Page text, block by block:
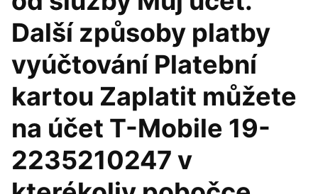
Další způsoby platby
vyúčtování Platební
kartou Zaplatit můžete
na účet T-Mobile 19-
2235210247 v